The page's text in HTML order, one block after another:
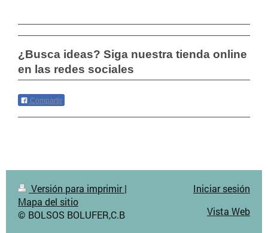
¿Busca ideas? Siga nuestra tienda online
en las redes sociales
Compartir
Versión para imprimir|
Mapa del sitio
© BOLSOS BOLUFER,C.B
Iniciar sesión
Vista Web